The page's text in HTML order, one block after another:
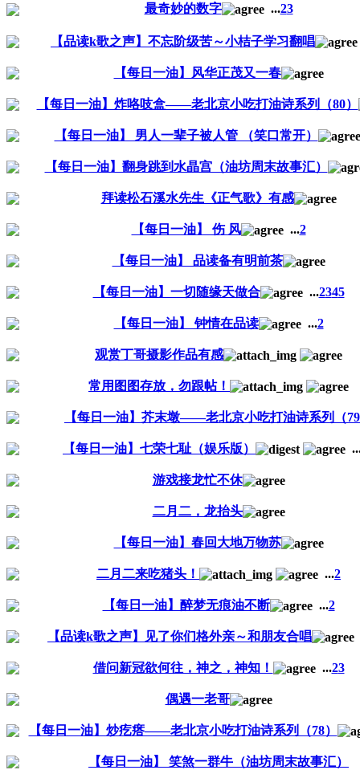
最奇妙的数字 ...23
【品读k歌之声】不忘阶级苦～小桔子学习翻唱
【每日一油】风华正茂又一春
【每日一油】炸咯吱盒——老北京小吃打油诗系列（80）
【每日一油】 男人一辈子被人管 （笑口常开）
【每日一油】翻身跳到水晶宫（油坊周末故事汇）
拜读松石溪水先生《正气歌》有感
【每日一油】 伤 风 ...2
【每日一油】 品读备有明前茶
【每日一油】一切随缘天做合 ...2345
【每日一油】 钟情在品读 ...2
观赏丁哥摄影作品有感
常用图图存放，勿跟帖！
【每日一油】芥末墩——老北京小吃打油诗系列（
【每日一油】七荣七耻（娱乐版）
游戏接龙忙不休
二月二，龙抬头
【每日一油】春回大地万物苏
二月二来吃猪头！ ...2
【每日一油】醉梦无痕油不断 ...2
【品读k歌之声】见了你们格外亲～和朋友合唱
借问新冠欲何往，神之，神知！ ...23
偶遇一老哥
【每日一油】炒疙瘩——老北京小吃打油诗系列（78）
【每日一油】 笑煞一群牛（油坊周末故事汇）